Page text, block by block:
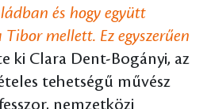
és hogy együtt
mellett. Ez egyszerűen
ki Clara Dent-Bogányi, az
tehetségű művész
nemzetközi